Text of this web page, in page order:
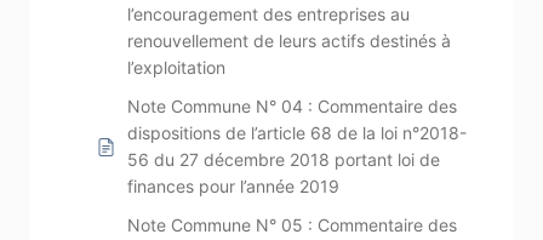
l’encouragement des entreprises au
renouvellement de leurs actifs destinés à
l’exploitation
Note Commune N° 04 : Commentaire des
dispositions de l’article 68 de la loi n°2018-
56 du 27 décembre 2018 portant loi de
finances pour l’année 2019
Note Commune N° 05 : Commentaire des